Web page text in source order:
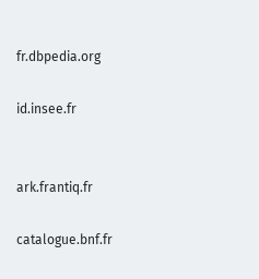
fr.dbpedia.org
id.insee.fr
ark.frantiq.fr
catalogue.bnf.fr